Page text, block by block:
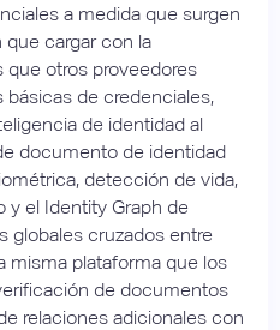
a medida que surgen
cargar con la
que otros proveedores
de credenciales,
de identidad al
documento de identidad
detección de vida,
y el Identity Graph de
globales cruzados entre
misma plataforma que los
de documentos
relaciones adicionales con